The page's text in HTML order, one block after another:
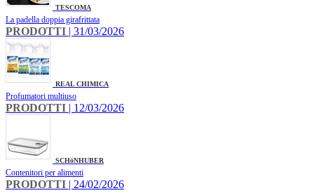
TESCOMA
La padella doppia girafrittata
PRODOTTI | 31/03/2026
REAL CHIMICA
Profumatori multiuso
PRODOTTI | 12/03/2026
SCHöNHUBER
Contenitori per alimenti
PRODOTTI | 24/02/2026